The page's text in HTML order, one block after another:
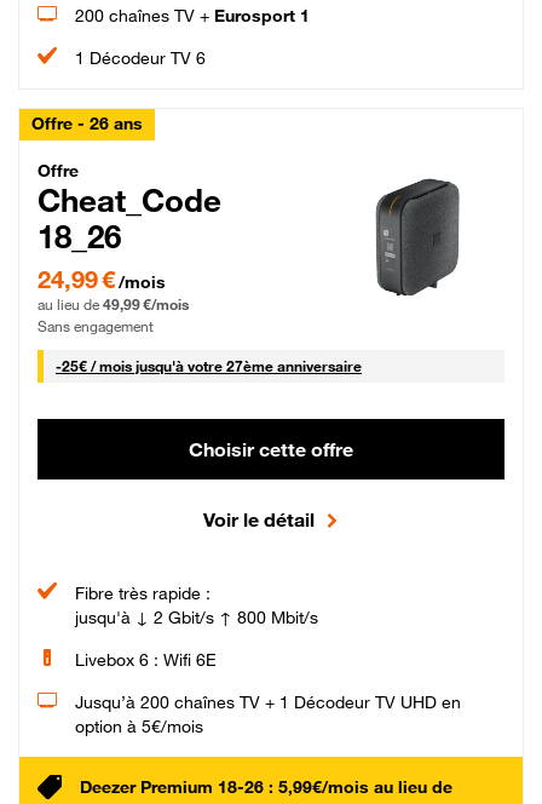
200 chaînes TV + Eurosport 1
1 Décodeur TV 6
Offre - 26 ans
Cheat_Code Fibre_18_26
Offre
Cheat_Code
18_26
24,99 € par mois pendant 0 mois puis 49,99 € par mois, Sans engagement
24,99 €/mois
au lieu de 49,99 €/mois
Sans engagement
-25€ / mois25 € par mois
jusqu'à votre 27ème anniversaire
Choisir cette offre
Voir le détail
Fibre très rapide :
jusqu'à ↓ 2 Gbit/s ↑ 800 Mbit/s
Livebox 6 : Wifi 6E
Jusqu’à 200 chaînes TV + 1 Décodeur TV UHD en
option à 5€/mois
Deezer Premium 18-26 : 5,99€/mois au lieu de